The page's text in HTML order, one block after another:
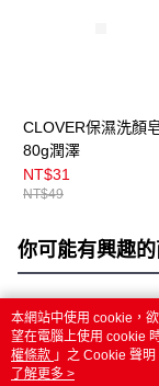
CLOVER保濕洗顏
80g潤澤
NT$31
NT$49
你可能有興趣
熱門標籤
本網站中使用 cookie，
望在電腦上使用 cookie
權條款 」之 Cookie 聲
用條款之 Cookie 聲明使
了解更多 >